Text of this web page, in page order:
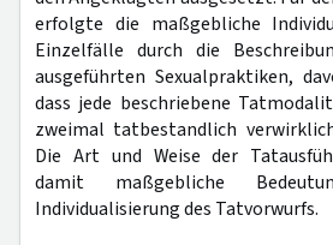
erfolgte die maßgebliche
Einzelfälle durch die
ausgeführten Sexualpraktiken,
dass jede beschriebene
zweimal tatbestandlich
Die Art und Weise der
damit maßgebliche
Individualisierung des Tatvorwurfs.